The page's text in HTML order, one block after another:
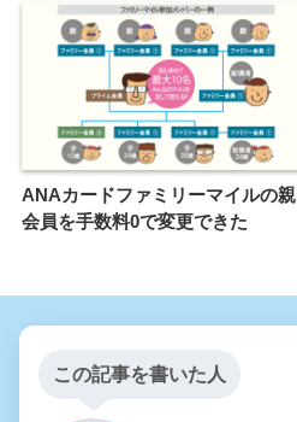
ANAカードファミリーマイルの親
会員を手数料0で変更できた
この記事を書いた人